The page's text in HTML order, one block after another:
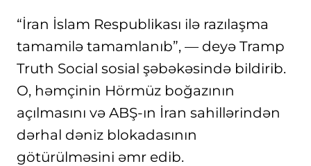
“İran İslam Respublikası ilə razılaşma
tamamilə tamamlanıb”, — deyə Tramp
Truth Social sosial şəbəkəsində bildirib.
O, həmçinin Hörmüz boğazının
açılmasını və ABŞ-ın İran sahillərindən
dərhal dəniz blokadasının
götürülməsini əmr edib.